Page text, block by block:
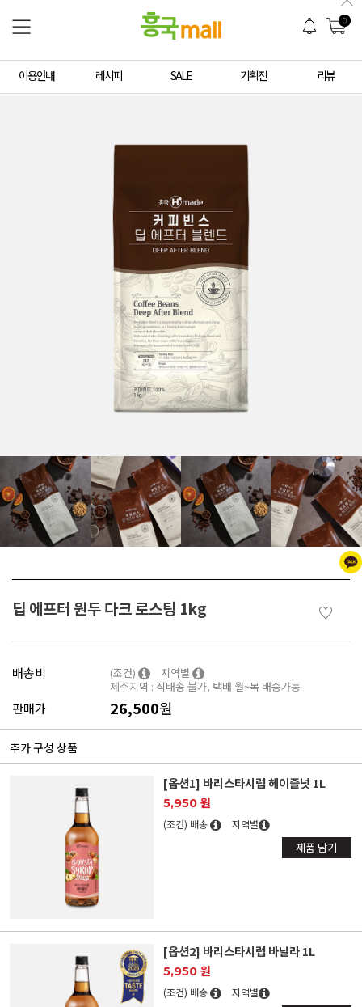
0
이용안내 레시피 SALE 기획전 리뷰
딥 에프터 원두 다크 로스팅 1kg ♡
배송비 (조건)
지역별
제주지역 : 직배송 불가, 택배 월~목 배송가능
판매가 26,500원
추가 구성 상품
[옵션1] 바리스타시럽 헤이즐넛 1L
5,950 원
(조건) 배송 지역별
제품 담기
[옵션2] 바리스타시럽 바닐라 1L
5,950 원
(조건) 배송 지역별